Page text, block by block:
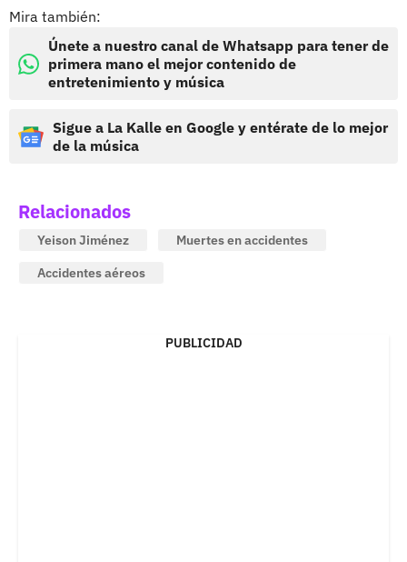
Mira también:
Únete a nuestro canal de Whatsapp para tener de
primera mano el mejor contenido de
entretenimiento y música
Sigue a La Kalle en Google y entérate de lo mejor
de la música
Relacionados
Yeison Jiménez
Muertes en accidentes
Accidentes aéreos
PUBLICIDAD